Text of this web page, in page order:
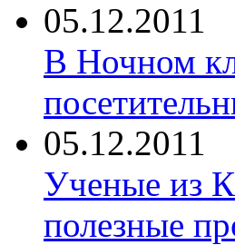
05.12.2011
В Ночном
05.12.2011
Ученые из
полезные